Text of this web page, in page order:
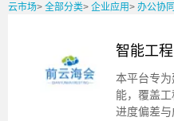
云市场> 全部分类> 企业应用> 办公协同
智能工
本平台专
能，覆盖
进度偏差